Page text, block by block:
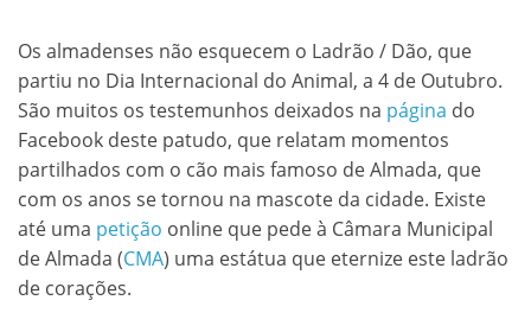
Os almadenses não esquecem o Ladrão / Dão, que
partiu no Dia Internacional do Animal, a 4 de Outubro.
São muitos os testemunhos deixados na página do
Facebook deste patudo, que relatam momentos
partilhados com o cão mais famoso de Almada, que
com os anos se tornou na mascote da cidade. Existe
até uma petição online que pede à Câmara Municipal
de Almada (CMA) uma estátua que eternize este ladrão
de corações.